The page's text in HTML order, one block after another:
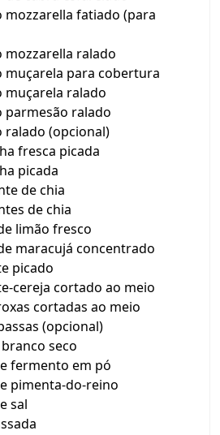
mozzarella fatiado (para
mozzarella ralado
muçarela para cobertura
muçarela ralado
parmesão ralado
ralado (opcional)
fresca picada
picada
de chia
de chia
limão fresco
maracujá concentrado
picado
cereja cortado ao meio
cortadas ao meio
(opcional)
seco
fermento em pó
pimenta-do-reino
sal